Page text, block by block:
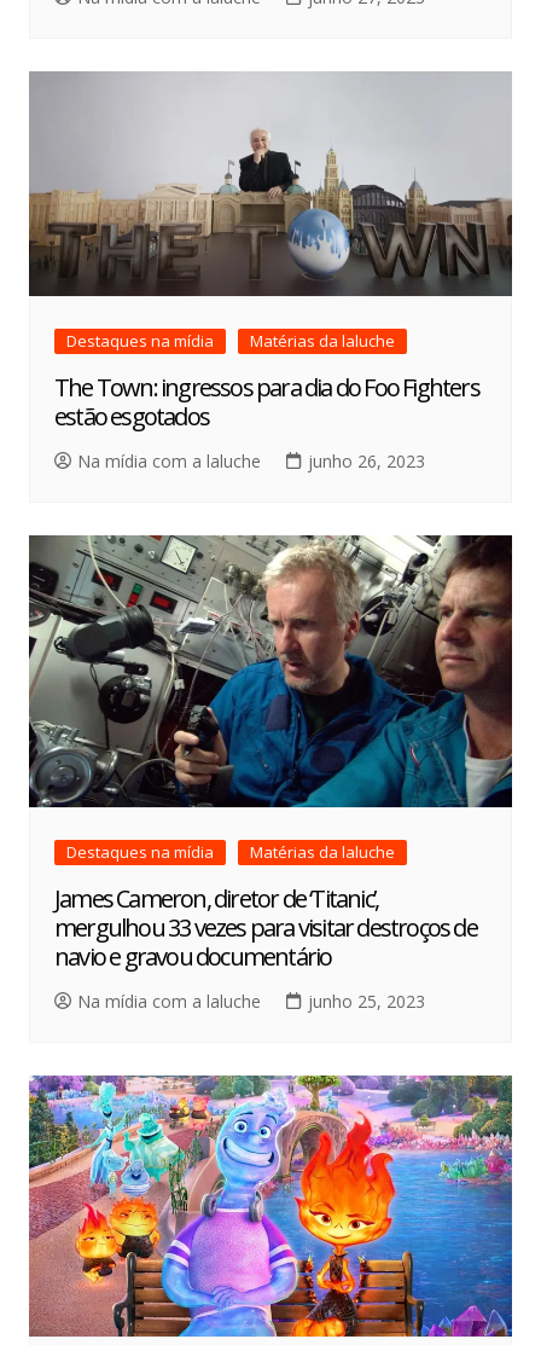
Destaques na mídia Matérias da laluche
The Town: ingressos para dia do Foo Fighters
estão esgotados
Na mídia com a laluche junho 26, 2023
Destaques na mídia Matérias da laluche
James Cameron, diretor de ‘Titanic’,
mergulhou 33 vezes para visitar destroços de
navio e gravou documentário
Na mídia com a laluche junho 25, 2023